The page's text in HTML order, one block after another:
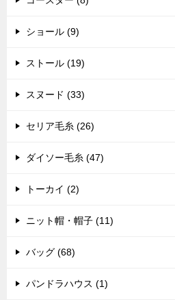
ショール (9)
ストール (19)
スヌード (33)
セリア毛糸 (26)
ダイソー毛糸 (47)
トーカイ (2)
ニット帽・帽子 (11)
バッグ (68)
パンドラハウス (1)